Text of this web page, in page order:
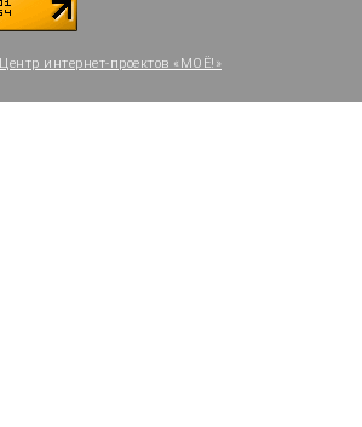
Центр интернет-проектов «МОЁ!»